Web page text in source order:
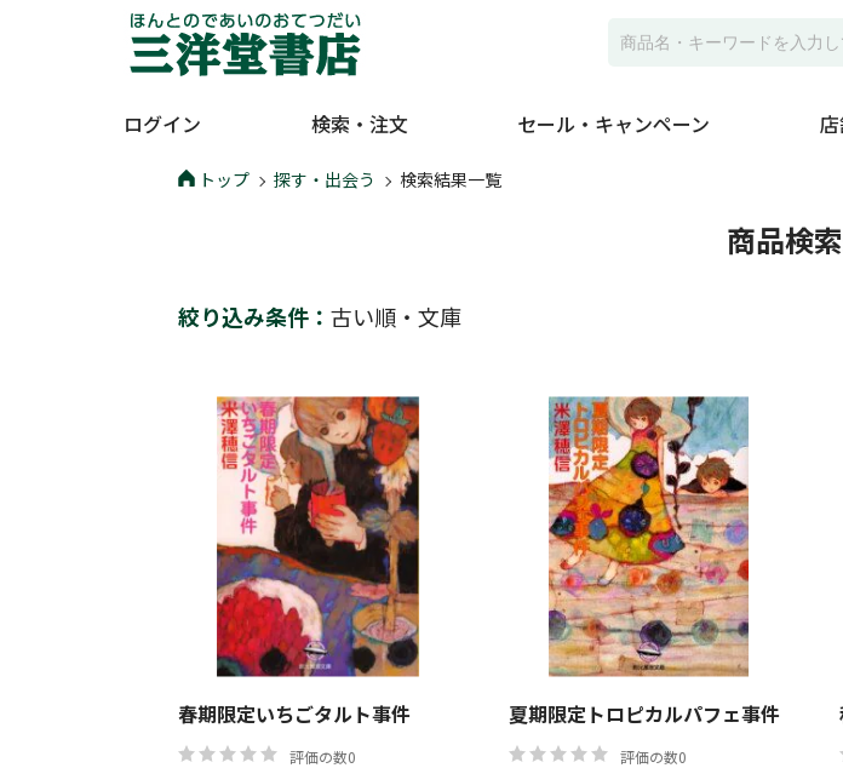
ログイン 検索・注文 セール・キャンペーン
トップ 探す・出会う 検索結果一覧
商品検
絞り込み条件： 古い順 ・ 文庫
春期限定いちごタルト事件
評価の数0
夏期限定トロピカルパフェ事件
評価の数0